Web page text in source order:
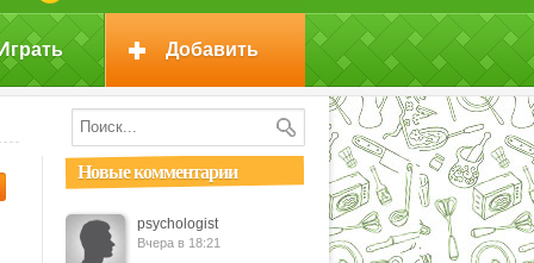
Добавить
Новые комментарии
psychologist
Вчера в 18:21